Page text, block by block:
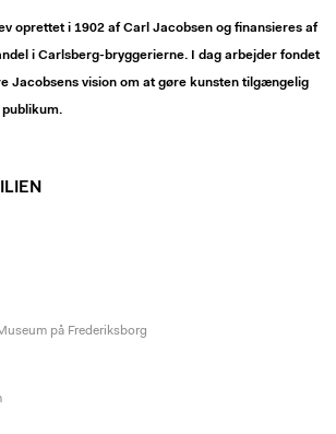
oprettet i 1902 af Carl Jacobsen og finansieres af
i Carlsberg-bryggerierne. I dag arbejder fondet
Jacobsens vision om at gøre kunsten tilgængelig
på Frederiksborg